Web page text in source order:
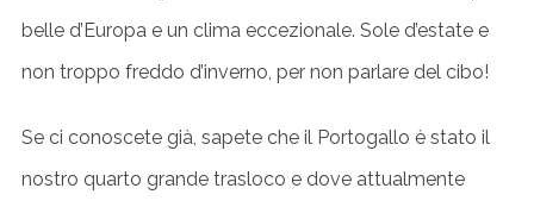
belle d’Europa e un clima eccezionale. Sole d’estate e
non troppo freddo d’inverno, per non parlare del cibo!
Se ci conoscete già, sapete che il Portogallo è stato il
nostro quarto grande trasloco e dove attualmente